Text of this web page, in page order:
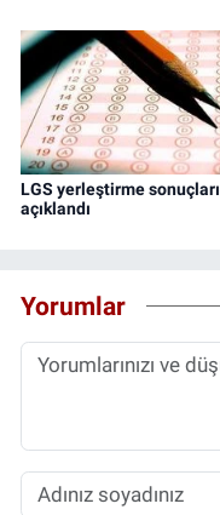
LGS yerleştirme sonuçları
açıklandı
Yorumlar